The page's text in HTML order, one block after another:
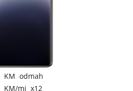
KM odmah
KM/mj x12